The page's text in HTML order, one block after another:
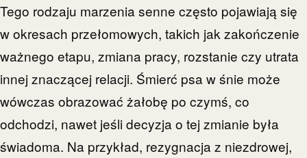
Tego rodzaju marzenia senne często pojawiają się
w okresach przełomowych, takich jak zakończenie
ważnego etapu, zmiana pracy, rozstanie czy utrata
innej znaczącej relacji. Śmierć psa w śnie może
wówczas obrazować żałobę po czymś, co
odchodzi, nawet jeśli decyzja o tej zmianie była
świadoma. Na przykład, rezygnacja z niezdrowej,